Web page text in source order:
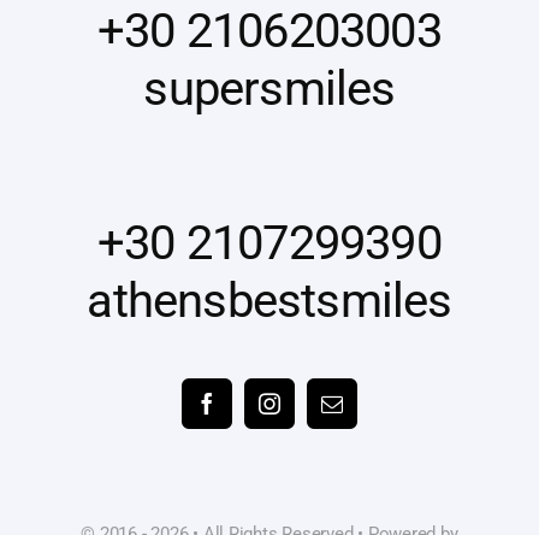
+30 2106203003
supersmiles
+30 2107299390
athensbestsmiles